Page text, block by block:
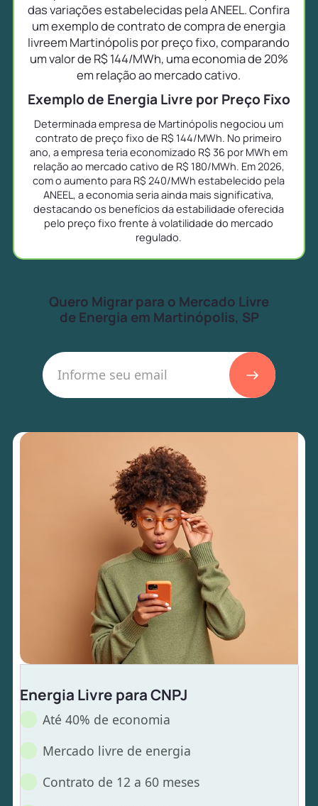
das variações estabelecidas pela ANEEL. Confira
um exemplo de contrato de compra de energia
livreem Martinópolis por preço fixo, comparando
um valor de R$ 144/MWh, uma economia de 20%
em relação ao mercado cativo.
Exemplo de Energia Livre por Preço Fixo
Determinada empresa de Martinópolis negociou um
contrato de preço fixo de R$ 144/MWh. No primeiro
ano, a empresa teria economizado R$ 36 por MWh em
relação ao mercado cativo de R$ 180/MWh. Em 2026,
com o aumento para R$ 240/MWh estabelecido pela
ANEEL, a economia seria ainda mais significativa,
destacando os benefícios da estabilidade oferecida
pelo preço fixo frente à volatilidade do mercado
regulado.
Quero Migrar para o Mercado Livre
de Energia em Martinópolis, SP
Energia Livre para CNPJ
Até 40% de economia
Mercado livre de energia
Contrato de 12 a 60 meses